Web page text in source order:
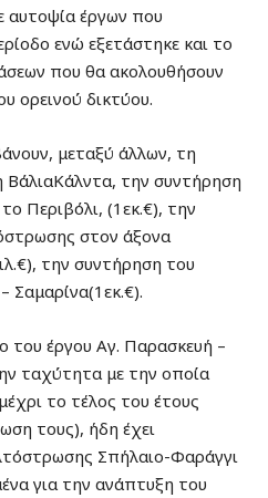
έργων που
ενώ εξετάστηκε και το
που θα ακολουθήσουν
ορεινού δικτύου.
μεταξύ άλλων, τη
την συντήρηση
Περιβόλι, (1εκ.€), την
στον άξονα
την συντήρηση του
Σαμαρίνα(1εκ.€).
του έργου Αγ. Παρασκευή –
ταχύτητα με την οποία
το τέλος του έτους
τους), ήδη έχει
Σπήλαιο-Φαράγγι
για την ανάπτυξη του